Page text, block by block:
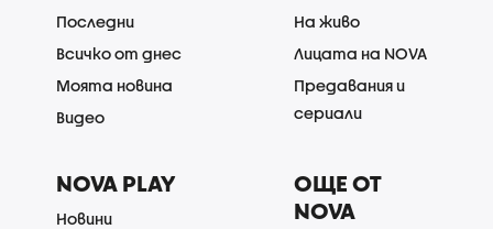
Последни
Всичко от днес
Моята новина
Видео
На живо
Лицата на NOVA
Предавания и
сериали
NOVA PLAY
Новини
ОЩЕ ОТ
NOVA